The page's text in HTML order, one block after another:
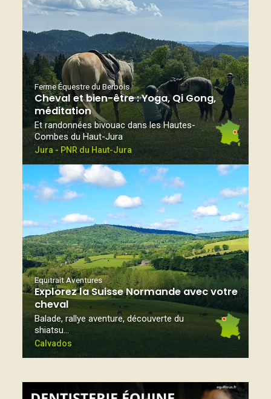
Ferme Équestre du Berbois
Cheval et bien-être : Yoga, Qi Gong,
méditation
Et randonnées bivouac dans les Hautes-
Combes du Haut-Jura
Jura - PNR du Haut-Jura
Equitrait Aventures
Explorez la Suisse Normande avec votre
cheval
Balade, rallye aventure, découverte du
shiatsu…
Calvados